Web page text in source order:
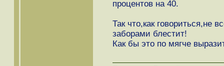
процентов на 40.
Так что,как говориться,не
заборами блестит!
Как бы это по мягче